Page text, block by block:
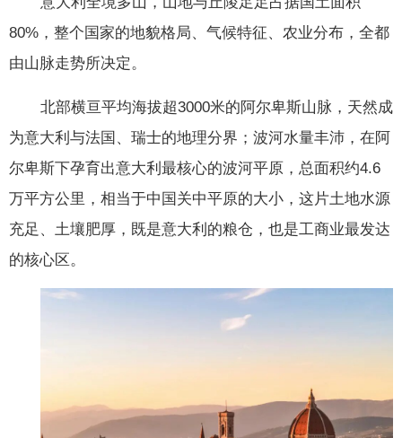
80%，整个国家的地貌格局、气候特征、农业分布，全都
由山脉走势所决定。
北部横亘平均海拔超3000米的阿尔卑斯山脉，天然成
为意大利与法国、瑞士的地理分界；波河水量丰沛，在阿
尔卑斯下孕育出意大利最核心的波河平原，总面积约4.6
万平方公里，相当于中国关中平原的大小，这片土地水源
充足、土壤肥厚，既是意大利的粮仓，也是工商业最发达
的核心区。